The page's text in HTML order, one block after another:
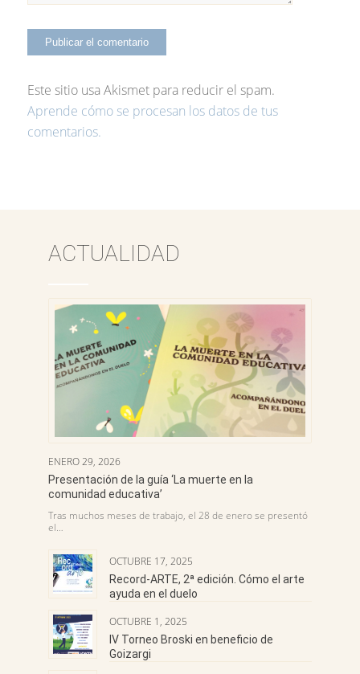
Este sitio usa Akismet para reducir el spam.
Aprende cómo se procesan los datos de tus
comentarios.
ACTUALIDAD
ENERO 29, 2026
Presentación de la guía ‘La muerte en la
comunidad educativa’
Tras muchos meses de trabajo, el 28 de enero se presentó
el…
OCTUBRE 17, 2025
Record-ARTE, 2ª edición. Cómo el arte
ayuda en el duelo
OCTUBRE 1, 2025
IV Torneo Broski en beneficio de
Goizargi